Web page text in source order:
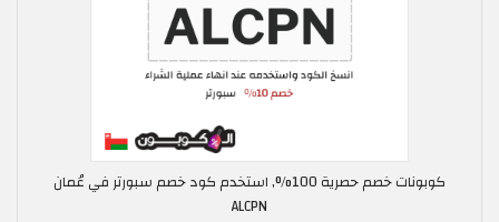
كوبونات خصم حصرية 100%, استخدم كود خصم سبورتر في عُمان
ALCPN